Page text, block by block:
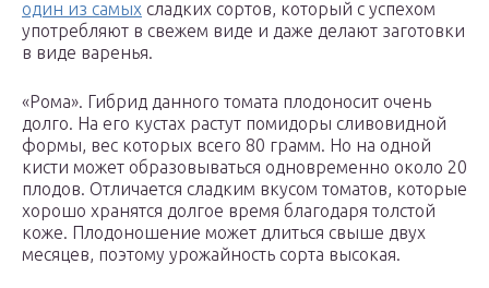
один из самых сладких сортов, который с успехом
употребляют в свежем виде и даже делают заготовки
в виде варенья.
«Рома». Гибрид данного томата плодоносит очень
долго. На его кустах растут помидоры сливовидной
формы, вес которых всего 80 грамм. Но на одной
кисти может образовываться одновременно около 20
плодов. Отличается сладким вкусом томатов, которые
хорошо хранятся долгое время благодаря толстой
коже. Плодоношение может длиться свыше двух
месяцев, поэтому урожайность сорта высокая.